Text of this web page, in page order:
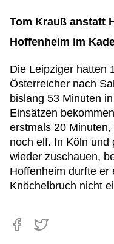
Tom Krauß anstatt
Hoffenheim im
Die Leipziger hatten
Österreicher nach
bislang 53 Minuten
Einsätzen
erstmals 20
noch elf. In Köln und
wieder zuschauen,
Hoffenheim durfte er
Knöchelbruch nicht